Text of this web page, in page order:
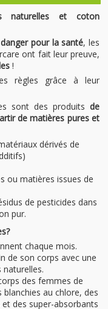
naturelles et coton
pour la santé, les
ont fait leur preuve,
!
règles grâce à leur
sont des produits de
de matières pures et
dérivés de
ou matières issues de
de pesticides dans
pur.
chaque mois.
de son corps avec une
des femmes de
au chlore, des
des super-absorbants